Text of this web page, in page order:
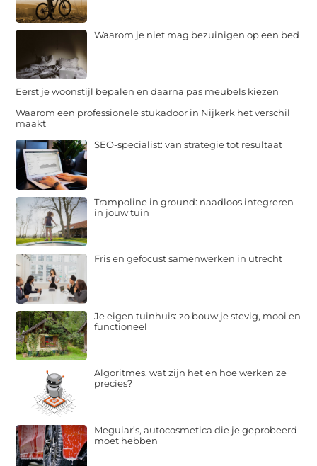
Waarom je niet mag bezuinigen op een bed
Eerst je woonstijl bepalen en daarna pas meubels kiezen
Waarom een professionele stukadoor in Nijkerk het verschil
maakt
SEO-specialist: van strategie tot resultaat
Trampoline in ground: naadloos integreren
in jouw tuin
Fris en gefocust samenwerken in utrecht
Je eigen tuinhuis: zo bouw je stevig, mooi en
functioneel
Algoritmes, wat zijn het en hoe werken ze
precies?
Meguiar’s, autocosmetica die je geprobeerd
moet hebben